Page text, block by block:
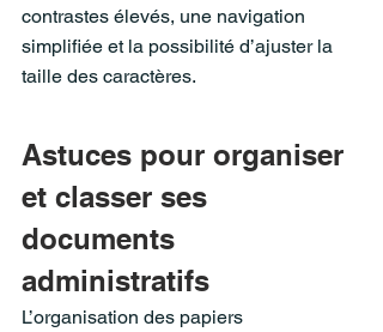
contrastes élevés, une navigation
simplifiée et la possibilité d’ajuster la
taille des caractères.
Astuces pour organiser
et classer ses
documents
administratifs
L’organisation des papiers